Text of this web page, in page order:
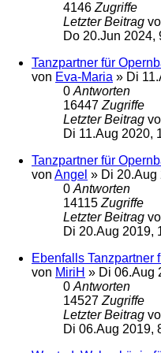
4146 Zugriffe
Letzter Beitrag
Do 20.Jun 2024,
Tanzpartner für
von Eva-Maria » Di
0 Antworten
16447 Zugriffe
Letzter Beitrag
Di 11.Aug 2020,
Tanzpartner für
von Angel » Di 20.Aug
0 Antworten
14115 Zugriffe
Letzter Beitrag
Di 20.Aug 2019,
Ebenfalls Tanzpartner
von MiriH » Di 06.Aug
0 Antworten
14527 Zugriffe
Letzter Beitrag
Di 06.Aug 2019,